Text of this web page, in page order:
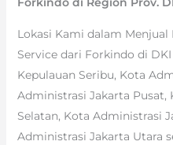
Lokasi Kami dalam Menjual
Service dari Forkindo di
Kepulauan Seribu, Kota
Administrasi Jakarta Pusat,
Selatan, Kota Administrasi
Administrasi Jakarta Utara